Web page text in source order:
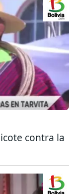
contra la